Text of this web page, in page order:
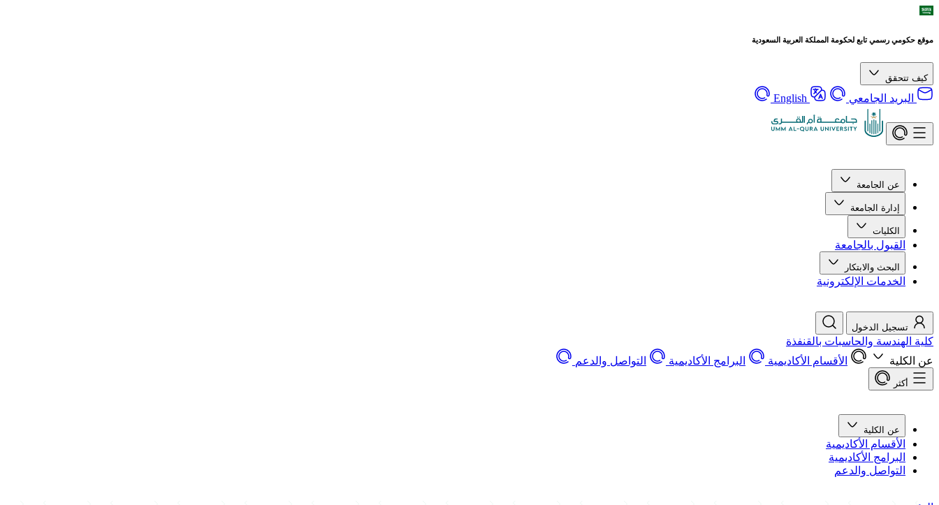
موقع حكومي رسمي تابع لحكومة المملكة العربية السعودية
كيف تتحقق
البريد الجامعي English
عن الجامعة
إدارة الجامعة
الكليات
القبول بالجامعة
البحث والابتكار
الخدمات الإلكترونية
تسجيل الدخول
كلية الهندسة والحاسبات بالقنفذة
عن الكلية
الأقسام الأكاديمية البرامج الأكاديمية التواصل والدعم
أكثر
عن الكلية
الأقسام الأكاديمية
البرامج الأكاديمية
التواصل والدعم